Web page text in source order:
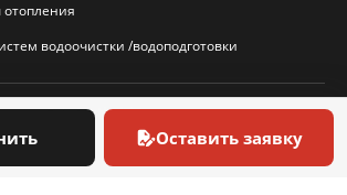
водоочистки /водоподготовки
С.А. Virtbridge.ru
Оставить заявку